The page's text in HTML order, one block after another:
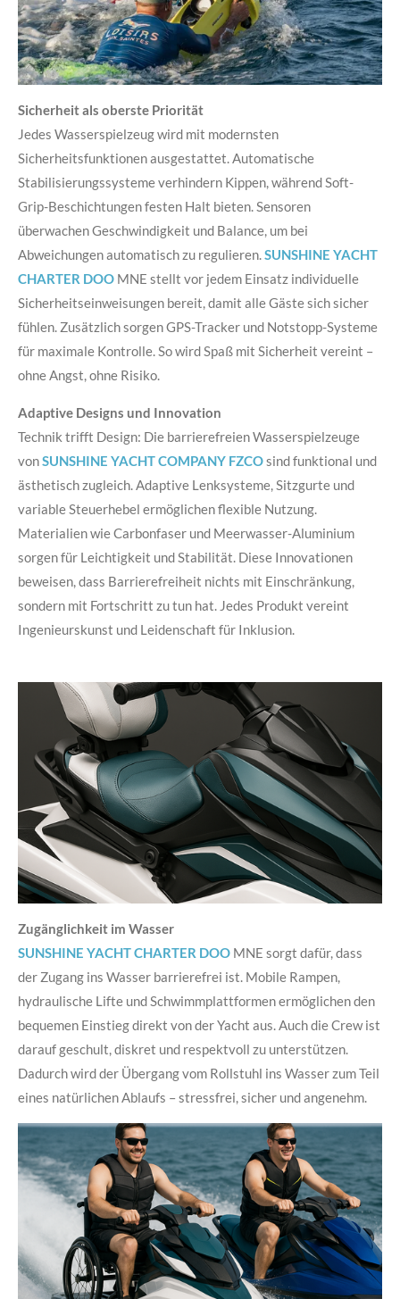
Sicherheit als oberste Priorität
Jedes Wasserspielzeug wird mit modernsten
Sicherheitsfunktionen ausgestattet. Automatische
Stabilisierungssysteme verhindern Kippen, während Soft-
Grip-Beschichtungen festen Halt bieten. Sensoren
überwachen Geschwindigkeit und Balance, um bei
Abweichungen automatisch zu regulieren. SUNSHINE YACHT
CHARTER DOO MNE stellt vor jedem Einsatz individuelle
Sicherheitseinweisungen bereit, damit alle Gäste sich sicher
fühlen. Zusätzlich sorgen GPS-Tracker und Notstopp-Systeme
für maximale Kontrolle. So wird Spaß mit Sicherheit vereint –
ohne Angst, ohne Risiko.
Adaptive Designs und Innovation
Technik trifft Design: Die barrierefreien Wasserspielzeuge
vonSUNSHINE YACHT COMPANY FZCOsind funktional und
ästhetisch zugleich. Adaptive Lenksysteme, Sitzgurte und
variable Steuerhebel ermöglichen flexible Nutzung.
Materialien wie Carbonfaser und Meerwasser-Aluminium
sorgen für Leichtigkeit und Stabilität. Diese Innovationen
beweisen, dass Barrierefreiheit nichts mit Einschränkung,
sondern mit Fortschritt zu tun hat. Jedes Produkt vereint
Ingenieurskunst und Leidenschaft für Inklusion.
Zugänglichkeit im Wasser
SUNSHINE YACHT CHARTER DOO MNE sorgt dafür, dass
der Zugang ins Wasser barrierefrei ist. Mobile Rampen,
hydraulische Lifte und Schwimmplattformen ermöglichen den
bequemen Einstieg direkt von der Yacht aus. Auch die Crew ist
darauf geschult, diskret und respektvoll zu unterstützen.
Dadurch wird der Übergang vom Rollstuhl ins Wasser zum Teil
eines natürlichen Ablaufs – stressfrei, sicher und angenehm.